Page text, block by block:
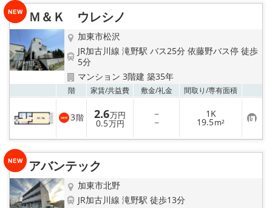
り
Ｍ＆Ｋ ウレシノ
加東市松沢
JR加古川線 滝野駅 バス25分 依藤野バス停 徒歩
5分
マンション 3階建 築35年
階 家賃/共益費 敷金/礼金 間取り/専有面積
3階 2.6万円
0.5万円
－
－
1K
19.5m² お
気
に
り
アバンテック
加東市北野
JR加古川線 滝野駅 徒歩13分